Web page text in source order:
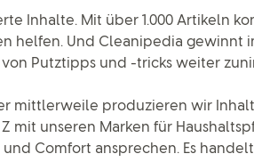
Inhalte. Mit über 1.000 Artikeln
helfen. Und Cleanipedia gewinnt
Putztipps und -tricks weiter
mittlerweile produzieren wir
mit unseren Marken für
Comfort ansprechen. Es